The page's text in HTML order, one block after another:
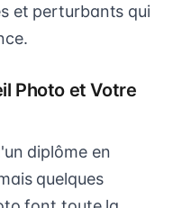
et perturbants qui
Photo et Votre
diplôme en
quelques